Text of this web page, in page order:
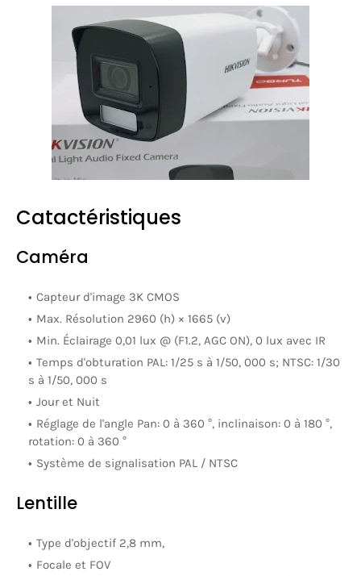
Catactéristiques
Caméra
Capteur d'image 3K CMOS
Max. Résolution 2960 (h) × 1665 (v)
Min. Éclairage 0,01 lux @ (F1.2, AGC ON), 0 lux avec IR
Temps d'obturation PAL: 1/25 s à 1/50, 000 s; NTSC: 1/30
s à 1/50, 000 s
Jour et Nuit
Réglage de l'angle Pan: 0 à 360 °, inclinaison: 0 à 180 °,
rotation: 0 à 360 °
Système de signalisation PAL / NTSC
Lentille
Type d'objectif 2,8 mm,
Focale et FOV